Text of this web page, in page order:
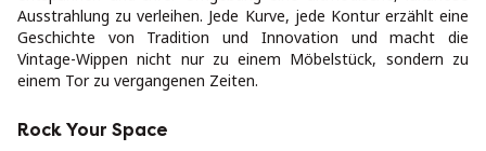
Ausstrahlung zu verleihen. Jede Kurve, jede Kontur erzählt eine
Geschichte von Tradition und Innovation und macht die
Vintage-Wippen nicht nur zu einem Möbelstück, sondern zu
einem Tor zu vergangenen Zeiten.
Rock Your Space